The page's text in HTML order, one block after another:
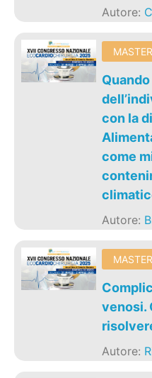
Autore:
MASTER
con la
come
Autore:
MASTER
venosi.
Autore: